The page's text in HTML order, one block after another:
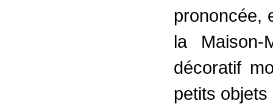
prononcée,
la Maison-
décoratif
petits